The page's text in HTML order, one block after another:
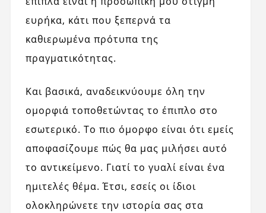
ευρήκα, κάτι που ξεπερνά τα
καθιερωμένα πρότυπα της
πραγματικότητας.
Και βασικά, αναδεικνύουμε όλη την
ομορφιά τοποθετώντας το έπιπλο στο
εσωτερικό. Το πιο όμορφο είναι ότι εμείς
αποφασίζουμε πώς θα μας μιλήσει αυτό
το αντικείμενο. Γιατί το γυαλί είναι ένα
ημιτελές θέμα. Έτσι, εσείς οι ίδιοι
ολοκληρώνετε την ιστορία σας στα